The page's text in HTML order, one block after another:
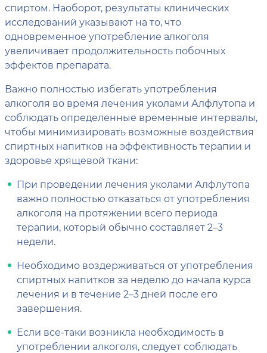
спиртом. Наоборот, результаты клинических
исследований указывают на то, что
одновременное употребление алкоголя
увеличивает продолжительность побочных
эффектов препарата.
Важно полностью избегать употребления
алкоголя во время лечения уколами Алфлутопа и
соблюдать определенные временные интервалы,
чтобы минимизировать возможные воздействия
спиртных напитков на эффективность терапии и
здоровье хрящевой ткани:
При проведении лечения уколами Алфлутопа
важно полностью отказаться от употребления
алкоголя на протяжении всего периода
терапии, который обычно составляет 2–3
недели.
Необходимо воздерживаться от употребления
спиртных напитков за неделю до начала курса
лечения и в течение 2–3 дней после его
завершения.
Если все-таки возникла необходимость в
употреблении алкоголя, следует соблюдать